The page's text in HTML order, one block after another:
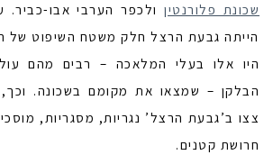
שכונת פלורנטיןולכפר הערבי אבו-
הייתה גבעת הרצל חלק משטח השיפוט של
היו אלו בעלי המלאכה – רבים מהם
הבלקן – שמצאו את מקומם בשכונה. וכך,
צצו ב’גבעת הרצל’ נגריות, מסגריות,
חרושת קטנים.